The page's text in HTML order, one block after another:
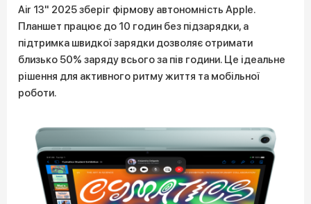
Air 13" 2025 зберіг фірмову автономність Apple.
Планшет працює до 10 годин без підзарядки, а
підтримка швидкої зарядки дозволяє отримати
близько 50% заряду всього за пів години. Це ідеальне
рішення для активного ритму життя та мобільної
роботи.